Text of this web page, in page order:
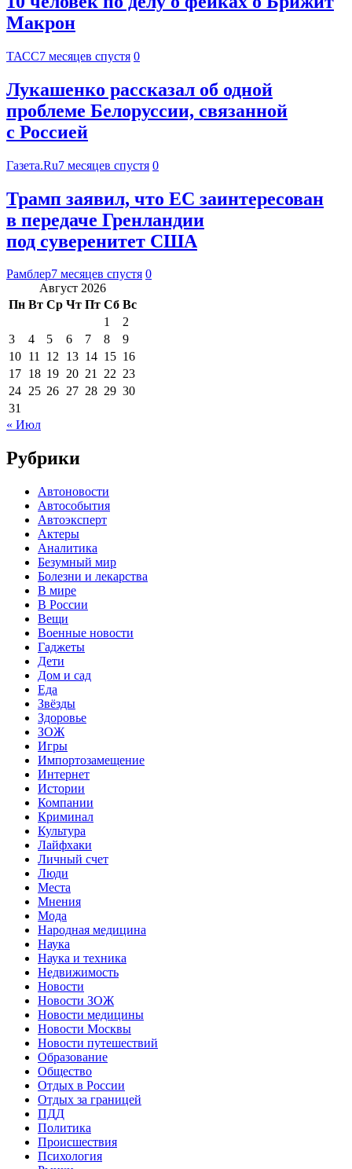
Макрон
ТАСС7 месяцев спустя 0
Лукашенко рассказал об одной
проблеме Белоруссии, связанной
с Россией
Газета.Ru7 месяцев спустя 0
Трамп заявил, что ЕС заинтересован
в передаче Гренландии
под суверенитет США
Рамблер7 месяцев спустя 0
Август 2026
Пн Вт Ср Чт Пт Сб Вс
1
2
3
4 5 6 7 8
9
10 11 12 13 14 15 16
17 18 19 20 21 22 23
24 25 26 27 28 29 30
31
« Июл
Рубрики
Автоновости
Автособытия
Автоэксперт
Актеры
Аналитика
Безумный мир
Болезни и лекарства
В мире
В России
Вещи
Военные новости
Гаджеты
Дети
Дом и сад
Еда
Звёзды
Здоровье
ЗОЖ
Игры
Импортозамещение
Интернет
Истории
Компании
Криминал
Культура
Лайфхаки
Личный счет
Люди
Места
Мнения
Мода
Народная медицина
Наука
Наука и техника
Недвижимость
Новости
Новости ЗОЖ
Новости медицины
Новости Москвы
Новости путешествий
Образование
Общество
Отдых в России
Отдых за границей
ПДД
Политика
Происшествия
Психология